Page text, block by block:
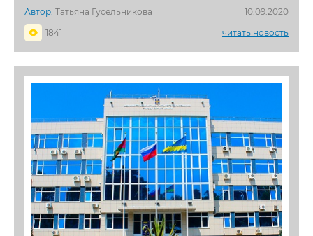
Автор: Татьяна Гусельникова
10.09.2020
1841
читать новость